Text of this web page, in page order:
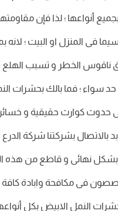
أنواعها ؛ لذا فإن
فى المنزل او البيت ؛ لانه
ناقوس الخطر و تسبب الهلع
حد سواء ؛ فما بالك بحشرات
كوارث حقيقية و خسائر
بالاتصال بشركتنا شركة الدرع
نهائى و قاطع من هذه
فى مكافحة وابادة كافة
النمل الابيض بكل